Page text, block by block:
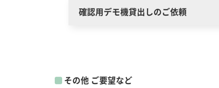
確認用デモ機貸出しのご依頼
その他 ご要望など